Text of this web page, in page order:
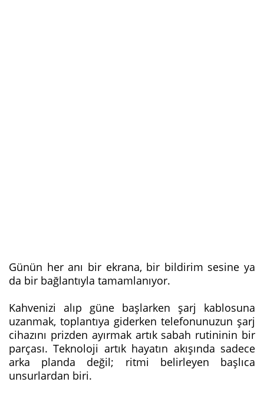
Günün her anı bir ekrana, bir bildirim sesine ya
da bir bağlantıyla tamamlanıyor.
Kahvenizi alıp güne başlarken şarj kablosuna
uzanmak, toplantıya giderken telefonunuzun şarj
cihazını prizden ayırmak artık sabah rutininin bir
parçası. Teknoloji artık hayatın akışında sadece
arka planda değil; ritmi belirleyen başlıca
unsurlardan biri.